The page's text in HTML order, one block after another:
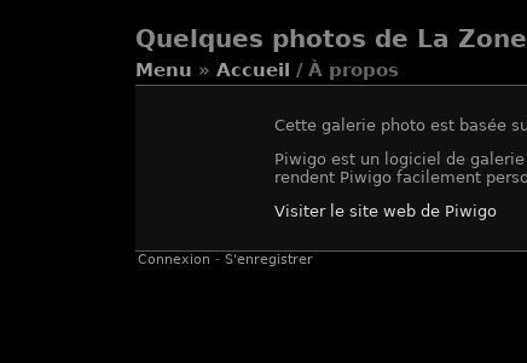
Quelques photos de La Zone
Menu » Accueil / À propos
Cette galerie photo est basée
Piwigo est un logiciel de
rendent Piwigo facilement
Visiter le site web de Piwigo
Connexion - S'enregistrer